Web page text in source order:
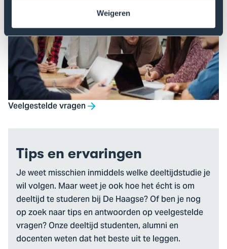
Weigeren
Veelgestelde vragen
Tips en ervaringen
Je weet misschien inmiddels welke deeltijdstudie je
wil volgen. Maar weet je ook hoe het écht is om
deeltijd te studeren bij De Haagse? Of ben je nog
op zoek naar tips en antwoorden op veelgestelde
vragen? Onze deeltijd studenten, alumni en
docenten weten dat het beste uit te leggen.